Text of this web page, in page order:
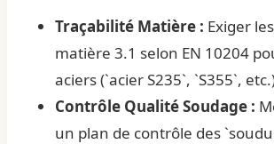
Traçabilité Matière : Exiger
matière 3.1 selon EN 10204
aciers (`acier S235`, `S355`,
Contrôle Qualité Soudage :
un plan de contrôle des